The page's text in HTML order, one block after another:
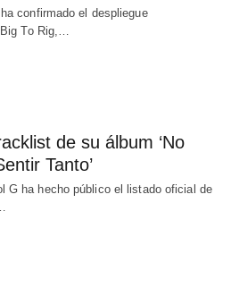
confirmado el despliegue
To Rig,…
de su álbum ‘No
Tanto’
G ha hecho público el listado oficial de